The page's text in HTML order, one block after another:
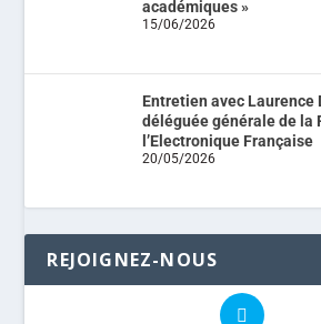
académiques »
15/06/2026
Entretien avec Laurence
déléguée générale de la
l’Electronique Française
20/05/2026
REJOIGNEZ-NOUS